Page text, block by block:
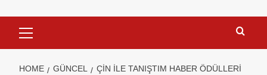
HOME GÜNCEL
ÇIN ILE TANIŞTIM HABER ÖDÜLLERI